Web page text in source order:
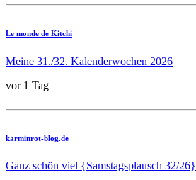
Le monde de Kitchi
Meine 31./32. Kalenderwochen 2026
vor 1 Tag
karminrot-blog.de
Ganz schön viel {Samstagsplausch 32/26}